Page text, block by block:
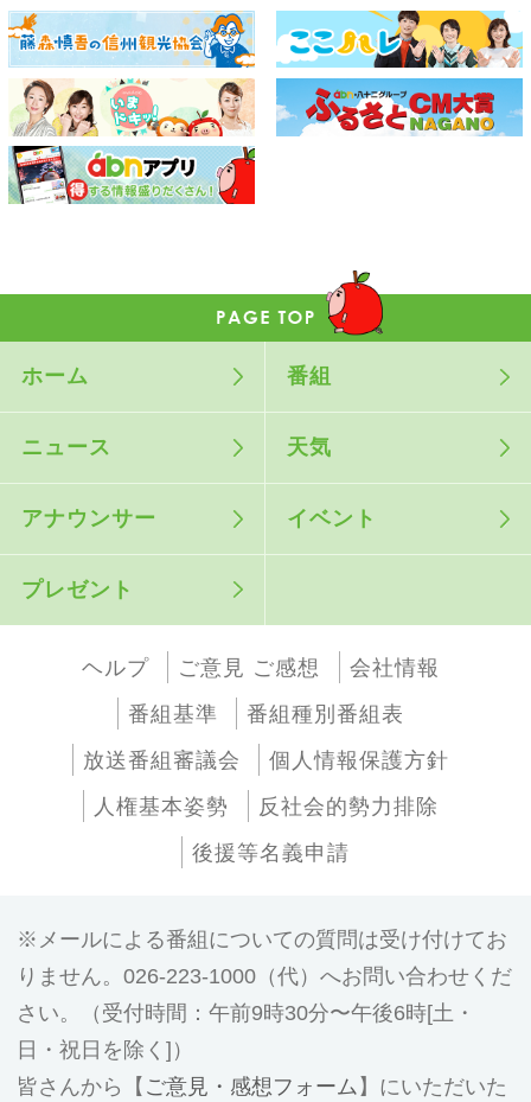
ホーム 番組
ニュース 天気
アナウンサー イベント
プレゼント
ヘルプ ご意見 ご感想
会社情報
番組基準
番組種別番組表
放送番組審議会
個人情報保護方針
人権基本姿勢
反社会的勢力排除
後援等名義申請
メールによる番組についての質問は受け付けてお
りません。026-223-1000（代）へお問い合わせくだ
さい。（受付時間：午前9時30分〜午後6時[土・
日・祝日を除く]）
皆さんから【 ご意見・感想フォーム 】にいただいた